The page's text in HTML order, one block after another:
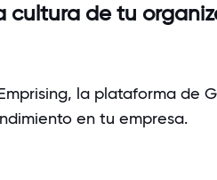
cultura de tu
la plataforma de
en tu empresa.